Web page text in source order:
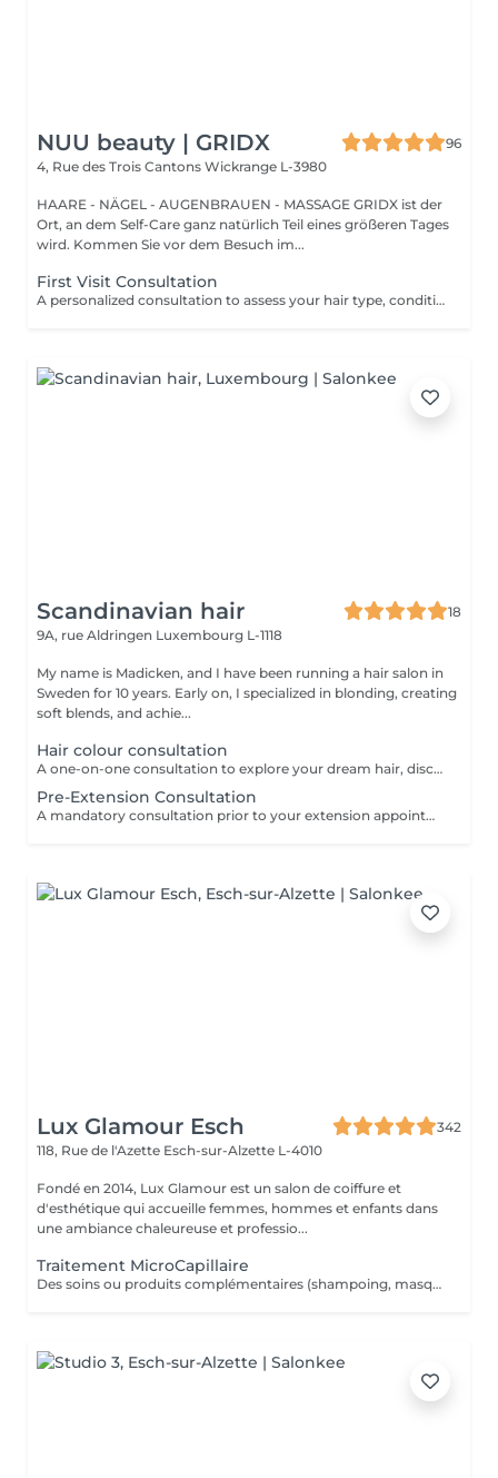
NUU beauty | GRIDX
96
4, Rue des Trois Cantons Wickrange L-3980
HAARE - NÄGEL - AUGENBRAUEN - MASSAGE GRIDX ist der
Ort, an dem Self-Care ganz natürlich Teil eines größeren Tages
wird. Kommen Sie vor dem Besuch im...
First Visit Consultation
A personalized consultation to assess your hair type, condition, and goals helping us recommend the perfect treatments, color, or cut to suit your style and lifestyle.
Scandinavian hair
18
9A, rue Aldringen Luxembourg L-1118
My name is Madicken, and I have been running a hair salon in
Sweden for 10 years. Early on, I specialized in blonding, creating
soft blends, and achie...
Hair colour consultation
A one-on-one consultation to explore your dream hair, discuss colour possibilities, pricing, and create a tailored plan to achieve the best result for you.
Pre-Extension Consultation
A mandatory consultation prior to your extension appointment. During this session we will assess your hair, discuss your desired look, color match, and determine the right amount of hair needed. This ensures a flawless result and allows us to order the perfect extensions for you. Please note: installation cannot be booked without a consultation first
Lux Glamour Esch
342
118, Rue de l'Azette Esch-sur-Alzette L-4010
Fondé en 2014, Lux Glamour est un salon de coiffure et
d'esthétique qui accueille femmes, hommes et enfants dans
une ambiance chaleureuse et professio...
Traitement MicroCapillaire
Des soins ou produits complémentaires (shampoing, masques, hydratations profondes, fixateurs, etc.) peuvent être suggérés lors de votre venue, selon l'état de vos cheveux et vos objectifs beauté. Ces compléments ne figurent pas dans la réservation en ligne. Ces options peuvent entraîner un coût supplémentaire, toujours communiqué clairement avant toute application.